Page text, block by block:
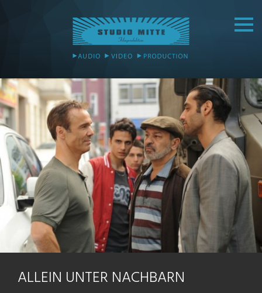
ALLEIN UNTER NACHBARN